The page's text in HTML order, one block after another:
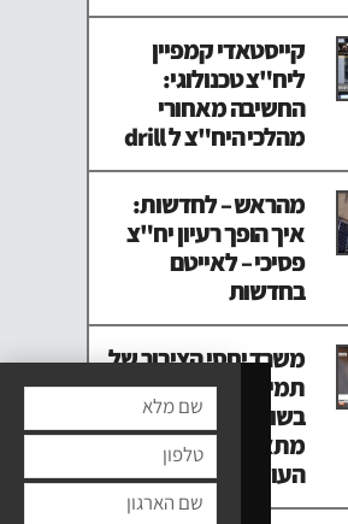
קייסטאדי קמפיין
ליח"צ טכנולוגי:
החשיבה מאחורי
מהלכי היח"צ ל drill
מהראש – לחדשות:
איך הופך רעיון יח"צ
פסיכי – לאייטם
בחדשות
משרד יחסי הציבור של
תמיר האס הביא את
בשורת הניצחון
מתאגיד טינדר
העולמי!